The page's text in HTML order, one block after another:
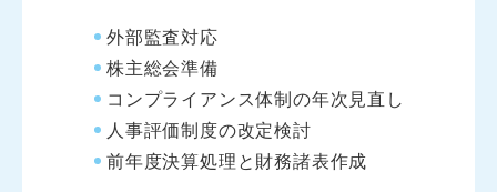
外部監査対応
株主総会準備
コンプライアンス体制の年次見直し
人事評価制度の改定検討
前年度決算処理と財務諸表作成